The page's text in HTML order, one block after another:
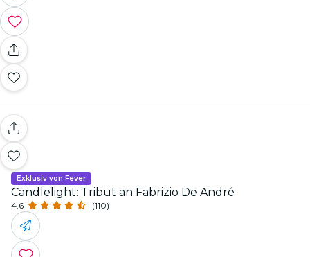
Exklusiv von Fever
Candlelight: Tribut an Fabrizio De André
4.6 (110)